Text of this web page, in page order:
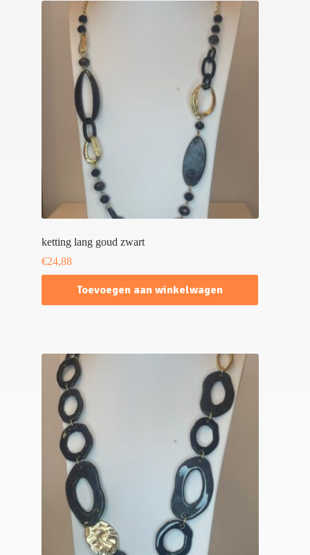
ketting lang goud zwart
€24,88
Toevoegen aan winkelwagen